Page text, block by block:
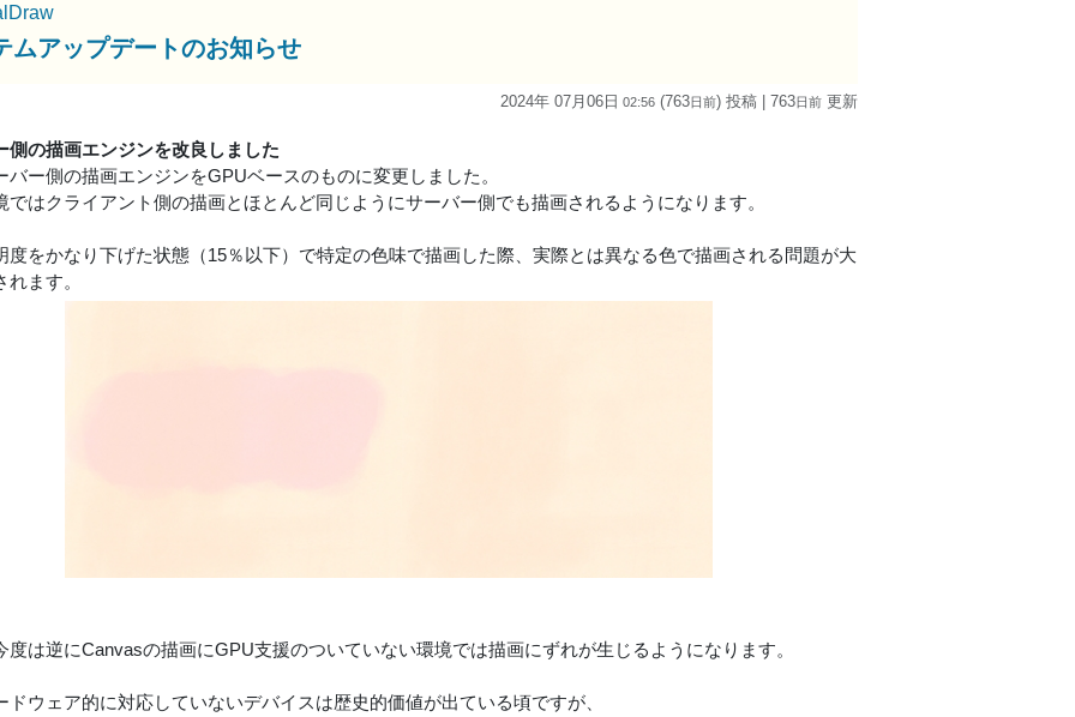
ムアップデートのお知らせ
2024年 07月06日 02:56 (763日前) 投稿 | 763日前 更新
側の描画エンジンを改良しました
バー側の描画エンジンをGPUベースのものに変更しました。
ではクライアント側の描画とほとんど同じようにサーバー側でも描画されるようになります。
度をかなり下げた状態（15％以下）で特定の色味で描画した際、実際とは異なる色で描画される問題が大
ます。
度は逆にCanvasの描画にGPU支援のついていない環境では描画にずれが生じるようになります。
ドウェア的に対応していないデバイスは歴史的価値が出ている頃ですが、